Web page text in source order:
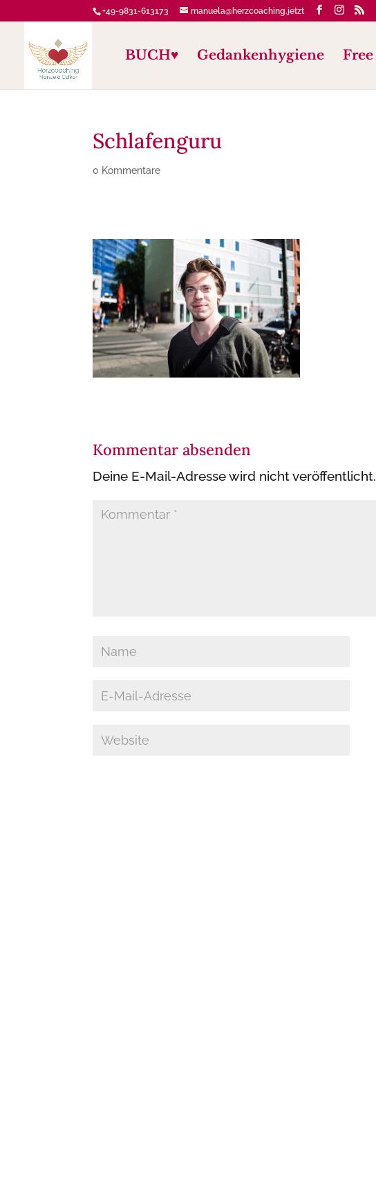
+49-9831-613173 manuela@herzcoaching.jetzt
BUCH♥️ Gedankenhygiene Free
Schlafenguru
0 Kommentare
Kommentar absenden
Deine E-Mail-Adresse wird nicht veröffentlicht.